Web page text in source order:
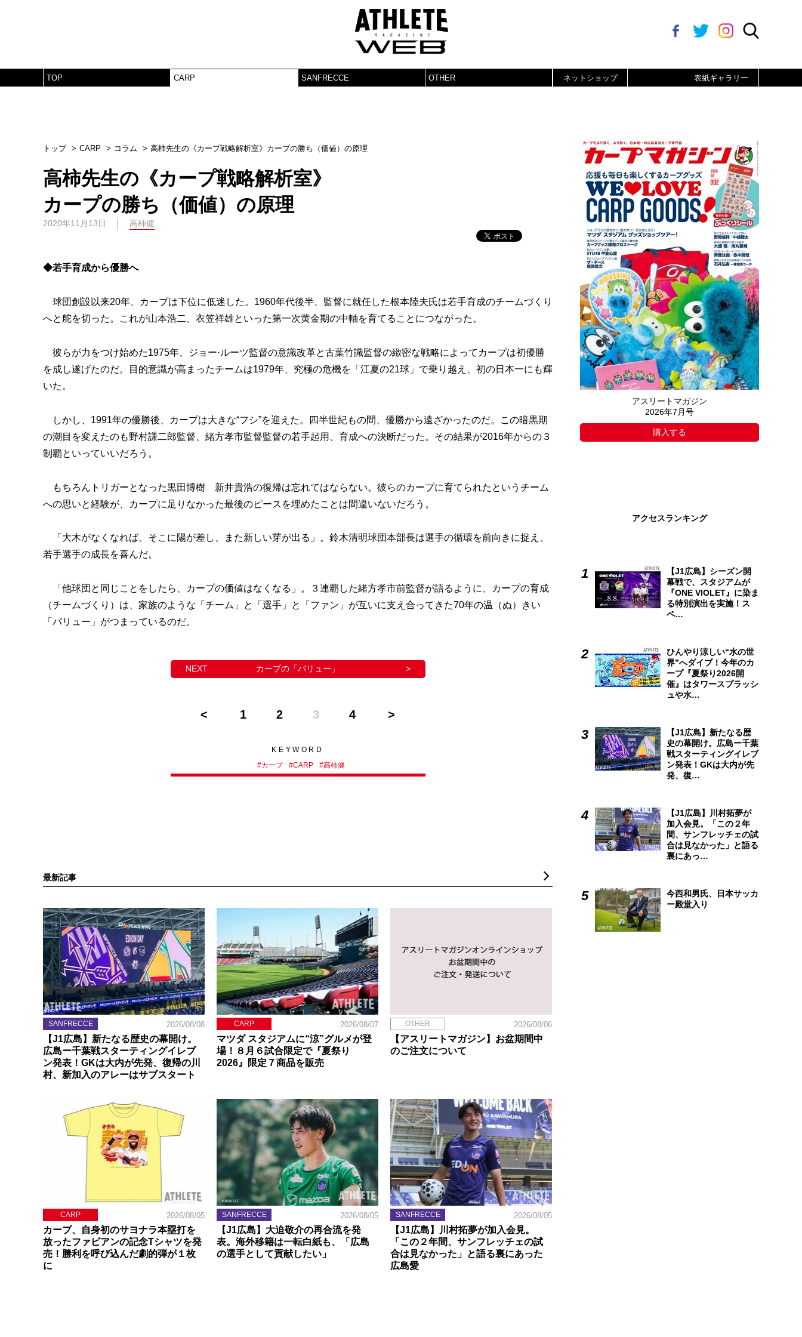
TOP CARP SANFRECCE OTHER ネットショップ 表紙ギャラリー
トップ CARP コラム 高柿先生の《カープ戦略解析室》カープの勝ち（価値）の原理
高柿先生の《カープ戦略解析室》
カープの勝ち（価値）の原理
2020年11月13日 高柿健
◆若手育成から優勝へ
球団創設以来20年、カープは下位に低迷した。1960年代後半、監督に就任した根本陸夫氏は若手育成のチームづくり
へと舵を切った。これが山本浩二、衣笠祥雄といった第一次黄金期の中軸を育てることにつながった。
彼らが力をつけ始めた1975年、ジョー·ルーツ監督の意識改革と古葉竹識監督の緻密な戦略によってカープは初優勝
を成し遂げたのだ。目的意識が高まったチームは1979年、究極の危機を「江夏の21球」で乗り越え、初の日本一にも輝
いた。
しかし、1991年の優勝後、カープは大きな“フシ”を迎えた。四半世紀もの間、優勝から遠ざかったのだ。この暗黒期
の潮目を変えたのも野村謙二郎監督、緒方孝市監督監督の若手起用、育成への決断だった。その結果が2016年からの３
制覇といっていいだろう。
もちろんトリガーとなった黒田博樹 新井貴浩の復帰は忘れてはならない。彼らのカープに育てられたというチーム
への思いと経験が、カープに足りなかった最後のピースを埋めたことは間違いないだろう。
「大木がなくなれば、そこに陽が差し、また新しい芽が出る」。鈴木清明球団本部長は選手の循環を前向きに捉え、
若手選手の成長を喜んだ。
「他球団と同じことをしたら、カープの価値はなくなる」。３連覇した緒方孝市前監督が語るように、カープの育成
（チームづくり）は、家族のような「チーム」と「選手」と「ファン」が互いに支え合ってきた70年の温（ぬ）きい
「バリュー」がつまっているのだ。
カープの「バリュー」
1 2 3 4
KEYWORD
#カープ #CARP #高柿健
最新記事
SANFRECCE 2026/08/08
【J1広島】新たなる歴史の幕開け。
広島ー千葉戦スターティングイレブ
ン発表！GKは大内が先発、復帰の川
村、新加入のアレーはサブスタート
CARP 2026/08/07
マツダ スタジアムに“涼”グルメが登
場！８月６試合限定で『夏祭り
2026』限定７商品を販売
OTHER 2026/08/06
【アスリートマガジン】お盆期間中
のご注文について
CARP 2026/08/05
カープ、自身初のサヨナラ本塁打を
放ったファビアンの記念Tシャツを発
売！勝利を呼び込んだ劇的弾が１枚
に
SANFRECCE 2026/08/05
【J1広島】大迫敬介の再合流を発
表。海外移籍は一転白紙も、「広島
の選手として貢献したい」
SANFRECCE 2026/08/05
【J1広島】川村拓夢が加入会見。
「この２年間、サンフレッチェの試
合は見なかった」と語る裏にあった
広島愛
アスリートマガジン
2026年7月号
購入する
アクセスランキング
【J1広島】シーズン開
幕戦で、スタジアムが
『ONE VIOLET』に染ま
る特別演出を実施！ス
ペ…
ひんやり涼しい“水の世
界”へダイブ！今年のカ
ープ『夏祭り2026開
催』はタワースプラッシ
ュや水…
【J1広島】新たなる歴
史の幕開け。広島ー千葉
戦スターティングイレブ
ン発表！GKは大内が先
発、復…
【J1広島】川村拓夢が
加入会見。「この２年
間、サンフレッチェの試
合は見なかった」と語る
裏にあっ…
今西和男氏、日本サッカ
ー殿堂入り